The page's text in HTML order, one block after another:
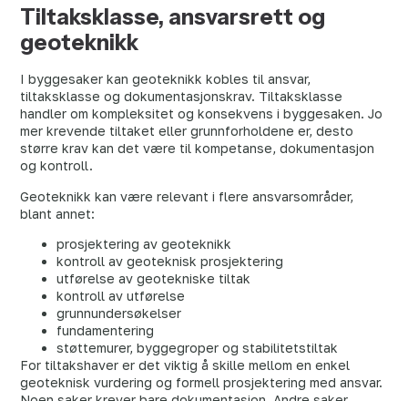
Tiltaksklasse, ansvarsrett og
geoteknikk
I byggesaker kan geoteknikk kobles til ansvar,
tiltaksklasse og dokumentasjonskrav. Tiltaksklasse
handler om kompleksitet og konsekvens i byggesaken. Jo
mer krevende tiltaket eller grunnforholdene er, desto
større krav kan det være til kompetanse, dokumentasjon
og kontroll.
Geoteknikk kan være relevant i flere ansvarsområder,
blant annet:
prosjektering av geoteknikk
kontroll av geoteknisk prosjektering
utførelse av geotekniske tiltak
kontroll av utførelse
grunnundersøkelser
fundamentering
støttemurer, byggegroper og stabilitetstiltak
For tiltakshaver er det viktig å skille mellom en enkel
geoteknisk vurdering og formell prosjektering med ansvar.